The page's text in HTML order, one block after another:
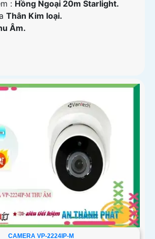
: Hồng Ngoại 20m Starlight.
Thân Kim loại.
Âm.
CAMERA VP-2224IP-M